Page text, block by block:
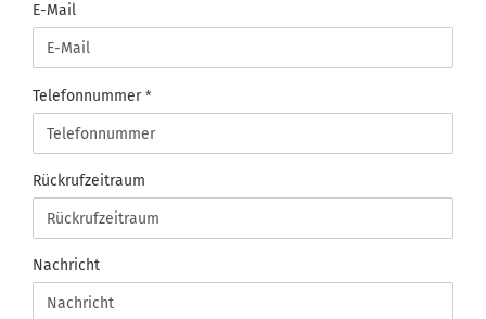
E-Mail
Telefonnummer
Rückrufzeitraum
Nachricht